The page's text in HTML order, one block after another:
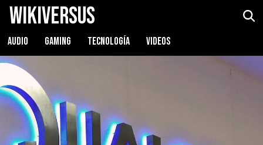
WikiVersus
AUDIO GAMING TECNOLOGÍA VIDEOS